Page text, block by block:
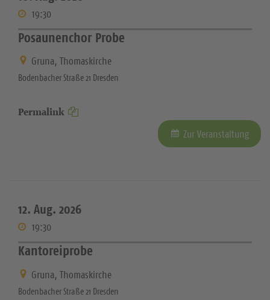
19:30
Posaunenchor Probe
Gruna, Thomaskirche
Bodenbacher Straße 21 Dresden
Permalink
Zur Veranstaltung
12. Aug. 2026
19:30
Kantoreiprobe
Gruna, Thomaskirche
Bodenbacher Straße 21 Dresden